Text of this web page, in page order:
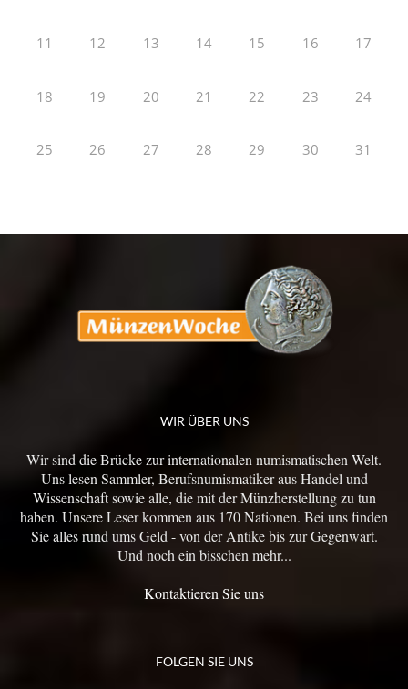
11 12 13 14 15 16 17
18 19 20 21 22 23 24
25 26 27 28 29 30 31
WIR ÜBER UNS
Wir sind die Brücke zur internationalen numismatischen Welt.
Uns lesen Sammler, Berufsnumismatiker aus Handel und
Wissenschaft sowie alle, die mit der Münzherstellung zu tun
haben. Unsere Leser kommen aus 170 Nationen. Bei uns finden
Sie alles rund ums Geld - von der Antike bis zur Gegenwart.
Und noch ein bisschen mehr...
Kontaktieren Sie uns
FOLGEN SIE UNS